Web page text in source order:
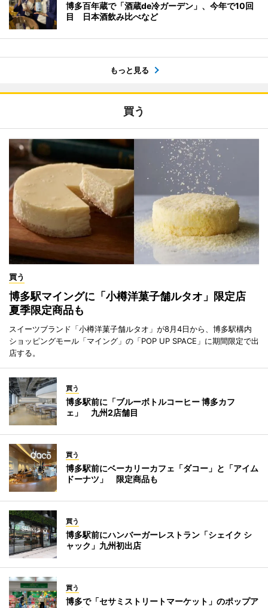
博多百年蔵で「酒蔵de冷ガーデン」、今年で10回
目 日本酒飲み比べなど
もっと見る
買う
買う
博多駅マイングに「小樽洋菓子舗ルタオ」限定店
夏季限定商品も
スイーツブランド「小樽洋菓子舗ルタオ」が8月4日から、博多駅構内
ショッピングモール「マイング」の「POP UP SPACE」に期間限定で出
店する。
買う
博多駅前に「ブルーボトルコーヒー 博多カフ
ェ」 九州2店舗目
買う
博多駅前にベーカリーカフェ「ダコー」と「アイム
ドーナツ」 限定商品も
買う
博多駅前にハンバーガーレストラン「シェイク シ
ャック」九州初出店
買う
博多で「セサミストリートマーケット」のポップア